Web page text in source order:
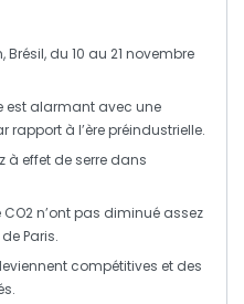
, Brésil, du 10 au 21 novembre
est alarmant avec une
rapport à l’ère préindustrielle.
à effet de serre dans
CO2n’ont pas diminué assez
Paris.
compétitives et des